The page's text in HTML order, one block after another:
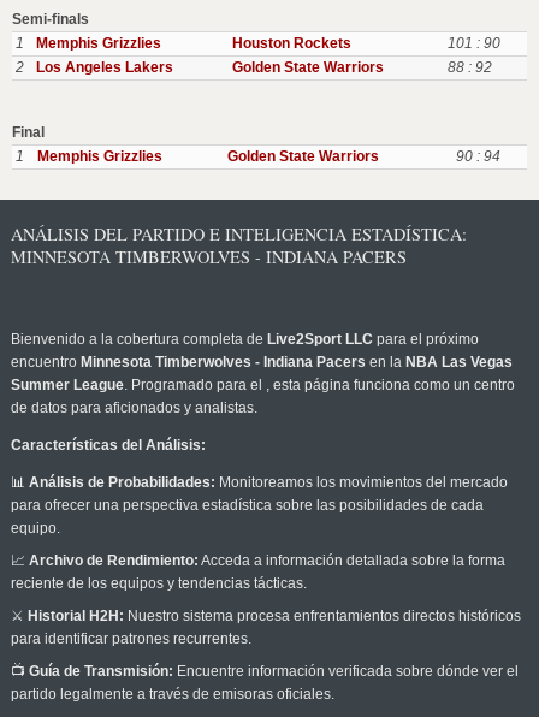
Semi-finals
1
Memphis Grizzlies Houston Rockets
101 : 90
2
Los Angeles Lakers Golden State Warriors 88 : 92
Final
1
Memphis Grizzlies Golden State Warriors 90 : 94
ANÁLISIS DEL PARTIDO E INTELIGENCIA ESTADÍSTICA:
MINNESOTA TIMBERWOLVES - INDIANA PACERS
Bienvenido a la cobertura completa de Live2Sport LLC para el próximo
encuentro Minnesota Timberwolves - Indiana Pacers en la NBA Las Vegas
Summer League. Programado para el , esta página funciona como un centro
de datos para aficionados y analistas.
Características del Análisis:
📊 Análisis de Probabilidades: Monitoreamos los movimientos del mercado
para ofrecer una perspectiva estadística sobre las posibilidades de cada
equipo.
📈 Archivo de Rendimiento: Acceda a información detallada sobre la forma
reciente de los equipos y tendencias tácticas.
⚔️ Historial H2H: Nuestro sistema procesa enfrentamientos directos históricos
para identificar patrones recurrentes.
📺 Guía de Transmisión: Encuentre información verificada sobre dónde ver el
partido legalmente a través de emisoras oficiales.